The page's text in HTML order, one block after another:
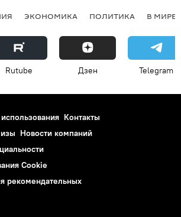
ЭКОНОМИКА ПОЛИТИКА В МИРЕ
Rutube Дзен Telegram
Контакты
Новости компаний
Cookie
рекомендательных